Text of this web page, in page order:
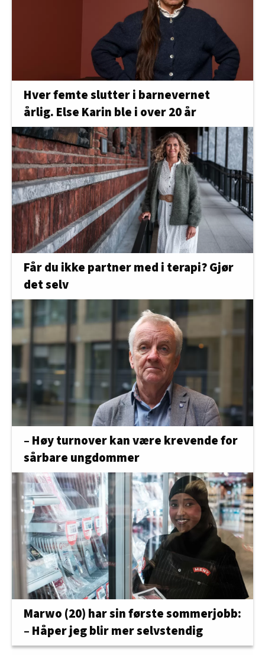
Hver femte slutter i barnevernet
årlig. Else Karin ble i over 20 år
Får du ikke partner med i terapi? Gjør
det selv
– Høy turnover kan være krevende for
sårbare ungdommer
Marwo (20) har sin første sommerjobb:
– Håper jeg blir mer selvstendig